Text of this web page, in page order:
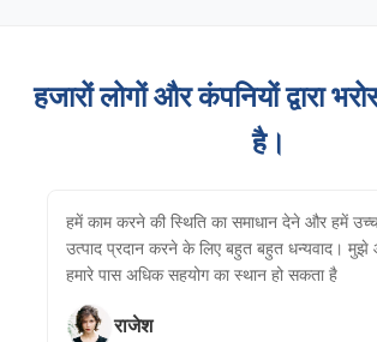
हजारों लोगों और कंपनियों द्वारा
है।
हमें काम करने की स्थिति का समाधान देने और हमें उच्च
उत्पाद प्रदान करने के लिए बहुत बहुत धन्यवाद। मुझे
हमारे पास अधिक सहयोग का स्थान हो सकता है
राजेश